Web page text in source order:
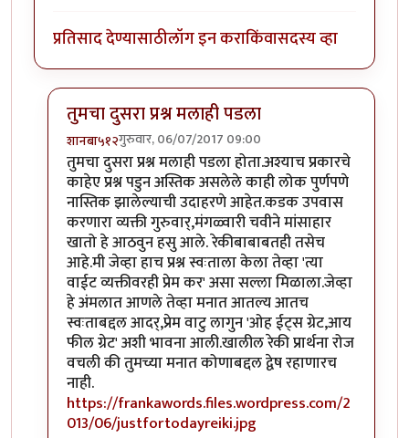
प्रतिसाद देण्यासाठीलॉग इन कराकिंवासदस्य व्हा
तुमचा दुसरा प्रश्न मलाही पडला
शानबा५१२गुरुवार, 06/07/2017 09:00
In reply toऐकलं आहे हे रेकी प्रकरण. पणbyज्योति अळवणी
तुमचा दुसरा प्रश्न मलाही पडला होता.अश्याच प्रकारचे
काहेए प्रश्न पडुन अस्तिक असलेले काही लोक पुर्णपणे
नास्तिक झालेल्याची उदाहरणे आहेत.कडक उपवास
करणारा व्यक्ती गुरुवार्,मंगळ्वारी चवीने मांसाहार
खातो हे आठवुन हसु आले. रेकीबाबाबतही तसेच
आहे.मी जेव्हा हाच प्रश्न स्वःताला केला तेव्हा 'त्या
वाईट व्यक्तीवरही प्रेम कर' असा सल्ला मिळाला.जेव्हा
हे अंमलात आणले तेव्हा मनात आतल्य आतच
स्वःताबद्दल आदर्,प्रेम वाटु लागुन 'ओह ईट्स ग्रेट,आय
फील ग्रेट' अशी भावना आली.खालील रेकी प्रार्थना रोज
वचली की तुमच्या मनात कोणाबद्दल द्वेष रहाणारच
नाही.
https://frankawords.files.wordpress.com/2
013/06/justfortodayreiki.jpg